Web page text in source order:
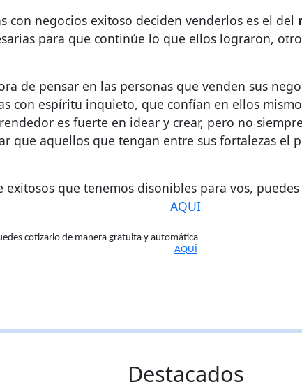
con negocios exitoso deciden venderlos es el del
para que continúe lo que ellos lograron,
de pensar en las personas que venden sus
con espíritu inquieto, que confían en ellos
es fuerte en idear y crear, pero no
que aquellos que tengan entre sus fortalezas el
que tenemos disonibles para vos,
AQUI
cotizarlo de manera gratuita y automática
AQUÍ
Destacados